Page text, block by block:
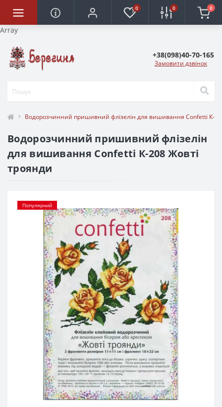
Array
0 0 0
+38(098)40-70-165
Замовити дзвінок
Водорозчинний пришивний флізелін для вишивання Confetti К-
Водорозчинний пришивний флізелін
для вишивання Confetti К-208 Жовті
троянди
Популярний